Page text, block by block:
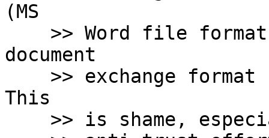
(MS
document
This